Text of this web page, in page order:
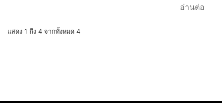
อ่านต่อ
แสดง 1 ถึง 4 จากทั้งหมด 4